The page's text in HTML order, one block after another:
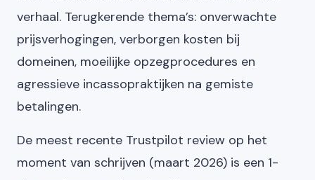
verhaal. Terugkerende thema’s: onverwachte
prijsverhogingen, verborgen kosten bij
domeinen, moeilijke opzegprocedures en
agressieve incassopraktijken na gemiste
betalingen.
De meest recente Trustpilot review op het
moment van schrijven (maart 2026) is een 1-